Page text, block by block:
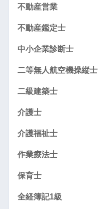
不動産営業
不動産鑑定士
中小企業診断士
二等無人航空機操縦士
二級建築士
介護士
介護福祉士
作業療法士
保育士
全経簿記1級